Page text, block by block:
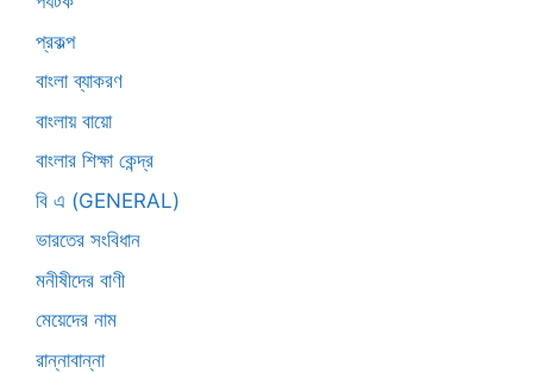
প্রকল্প
বাংলা ব্যাকরণ
বাংলায় বায়ো
বাংলার শিক্ষা কেন্দ্র
বি এ (GENERAL)
ভারতের সংবিধান
মনীষীদের বাণী
মেয়েদের নাম
রান্নাবান্না